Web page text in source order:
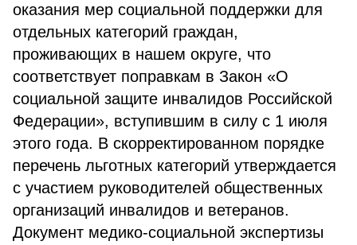
оказания мер социальной поддержки для
отдельных категорий граждан,
проживающих в нашем округе, что
соответствует поправкам в Закон «О
социальной защите инвалидов Российской
Федерации», вступившим в силу с 1 июля
этого года. В скорректированном порядке
перечень льготных категорий утверждается
с участием руководителей общественных
организаций инвалидов и ветеранов.
Документ медико-социальной экспертизы